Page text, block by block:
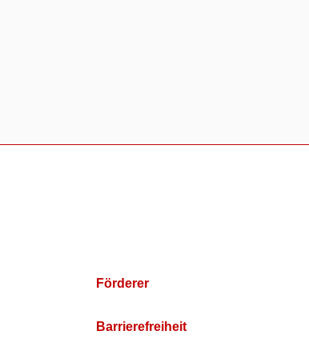
Förderer
Barrierefreiheit